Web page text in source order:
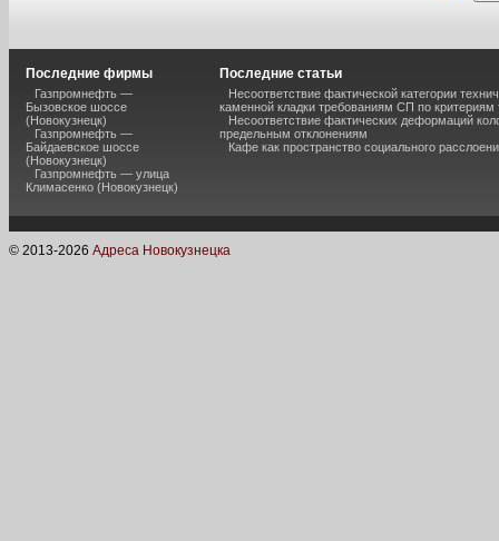
Последние фирмы
Газпромнефть —
Бызовское шоссе
(Новокузнецк)
Газпромнефть —
Байдаевское шоссе
(Новокузнецк)
Газпромнефть — улица
Климасенко (Новокузнецк)
Последние статьи
Несоответствие фактической категории
каменной кладки требованиям СП по критериям
Несоответствие фактических деформаций
предельным отклонениям
Кафе как пространство социального
© 2013-2026 Адреса Новокузнецка